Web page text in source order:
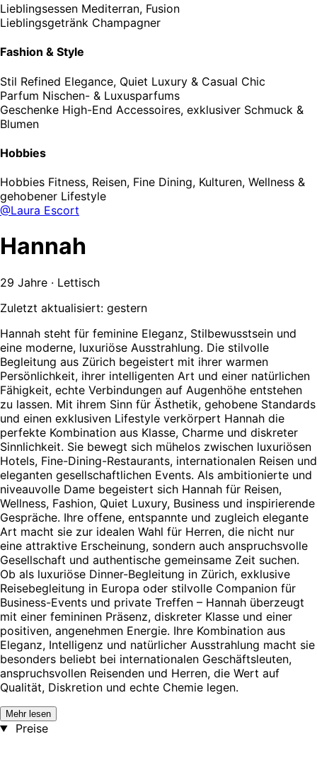
Lieblingsessen Mediterran, Fusion
Lieblingsgetränk Champagner
Fashion & Style
Stil Refined Elegance, Quiet Luxury & Casual Chic
Parfum Nischen- & Luxusparfums
Geschenke High-End Accessoires, exklusiver Schmuck &
Blumen
Hobbies
Hobbies Fitness, Reisen, Fine Dining, Kulturen, Wellness &
gehobener Lifestyle
@Laura Escort
Hannah
29 Jahre · Lettisch
Zuletzt aktualisiert: gestern
Hannah steht für feminine Eleganz, Stilbewusstsein und
eine moderne, luxuriöse Ausstrahlung. Die stilvolle
Begleitung aus Zürich begeistert mit ihrer warmen
Persönlichkeit, ihrer intelligenten Art und einer natürlichen
Fähigkeit, echte Verbindungen auf Augenhöhe entstehen
zu lassen. Mit ihrem Sinn für Ästhetik, gehobene Standards
und einen exklusiven Lifestyle verkörpert Hannah die
perfekte Kombination aus Klasse, Charme und diskreter
Sinnlichkeit. Sie bewegt sich mühelos zwischen luxuriösen
Hotels, Fine-Dining-Restaurants, internationalen Reisen und
eleganten gesellschaftlichen Events. Als ambitionierte und
niveauvolle Dame begeistert sich Hannah für Reisen,
Wellness, Fashion, Quiet Luxury, Business und inspirierende
Gespräche. Ihre offene, entspannte und zugleich elegante
Art macht sie zur idealen Wahl für Herren, die nicht nur
eine attraktive Erscheinung, sondern auch anspruchsvolle
Gesellschaft und authentische gemeinsame Zeit suchen.
Ob als luxuriöse Dinner-Begleitung in Zürich, exklusive
Reisebegleitung in Europa oder stilvolle Companion für
Business-Events und private Treffen – Hannah überzeugt
mit einer femininen Präsenz, diskreter Klasse und einer
positiven, angenehmen Energie. Ihre Kombination aus
Eleganz, Intelligenz und natürlicher Ausstrahlung macht sie
besonders beliebt bei internationalen Geschäftsleuten,
anspruchsvollen Reisenden und Herren, die Wert auf
Qualität, Diskretion und echte Chemie legen.
Mehr lesen
Preise